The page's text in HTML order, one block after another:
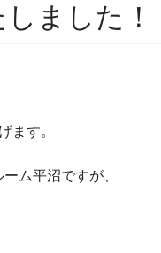
ました！
ます。
ム平沼ですが、